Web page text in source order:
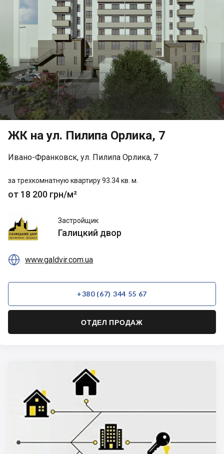
ЖК на ул. Пилипа Орлика, 7
Ивано-Франковск, ул. Пилипа Орлика, 7
за трехкомнатную квартиру 93.34 кв. м.
от 18 200 грн/м²
Галицкий
двор
Застройщик
Галицкий двор
 www.galdvir.com.ua
+380 (67) 344 55 67
ОТДЕЛ ПРОДАЖ